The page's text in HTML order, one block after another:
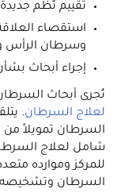
تقييم نُظم
استقصاء
وسرطان الرأس
إجراء أبحاث
تُجرى أبحاث
لعلاج السرطان.
السرطان تمويلاً
شامل لعلاج
للمركز وموارده
السرطان وتشخيصه